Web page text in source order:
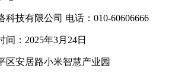
技有限公司 电话：010-60606666
间：2025年3月24日
区安居路小米智慧产业园